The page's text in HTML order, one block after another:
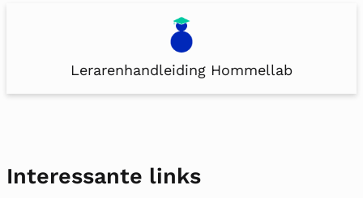
Lerarenhandleiding Hommellab
Interessante links